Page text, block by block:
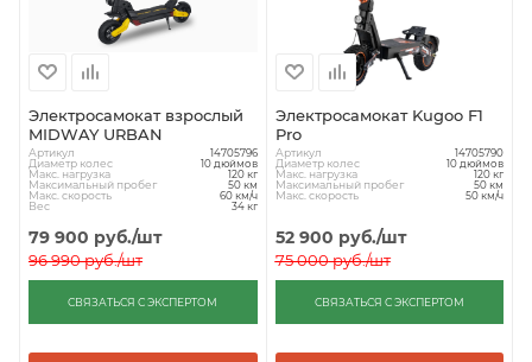
Электросамокат взрослый
MIDWAY URBAN
Артикул 14705796
Диаметр колес 10 дюймов
Макс. нагрузка 120 кг
Максимальный пробег 50 км
Макс. скорость 60 км/ч
Вес 34 кг
79 900 руб./шт
96 990руб./шт
СВЯЗАТЬСЯ С ЭКСПЕРТОМ
Электросамокат Kugoo F1
Pro
Артикул 14705790
Диаметр колес 10 дюймов
Макс. нагрузка 120 кг
Максимальный пробег 50 км
Макс. скорость 50 км/ч
52 900 руб./шт
75 000руб./шт
СВЯЗАТЬСЯ С ЭКСПЕРТОМ